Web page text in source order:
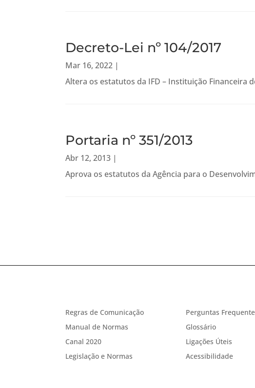
Decreto-Lei nº 104/2017
Mar 16, 2022 |
Altera os estatutos da IFD – Instituição Financeira
Portaria nº 351/2013
Abr 12, 2013 |
Aprova os estatutos da Agência para o
Regras de Comunicação
Manual de Normas
Canal 2020
Legislação e Normas
Perguntas
Glossário
Ligações Úteis
Acessibilidade